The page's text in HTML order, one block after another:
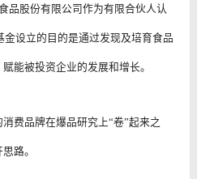
品股份有限公司作为有限合伙人认
设立的目的是通过发现及培育食品
能被投资企业的发展和增长。
费品牌在爆品研究上“卷”起来之
路。